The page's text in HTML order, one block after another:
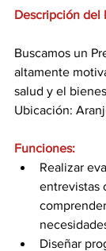
Descripción del
Buscamos un
altamente
salud y el
Ubicación:
Funciones:
Realizar
entrevistas
Diseñar